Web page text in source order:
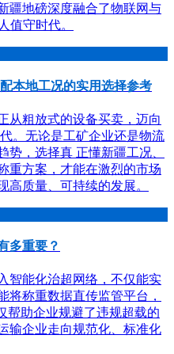
疆地磅深度融合了物联网与
值守时代。
本地工况的实用选择参考
从粗放式的设备买卖，迈向
。无论是工矿企业还是物流
势，选择真 正懂新疆工况、
重方案，才能在激烈的市场
高质量、可持续的发展。
多重要？
智能化治超网络，不仅能实
将称重数据直传监管平台，
帮助企业规避了违规超载的
输企业走向规范化、标准化